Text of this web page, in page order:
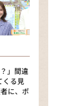
ズン２
義の
」間違
くる見
に、ポ